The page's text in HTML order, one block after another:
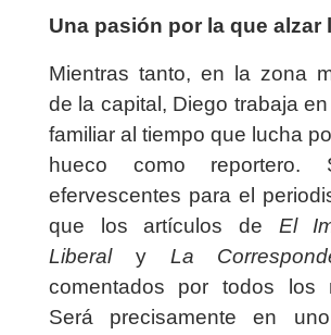
Una pasión por la que alzar
Mientras tanto, en la zona
de la capital, Diego trabaja
familiar al tiempo que lucha
hueco como reportero.
efervescentes para el
que los artículos de El
Liberaly La
comentados por todos los
Será precisamente en